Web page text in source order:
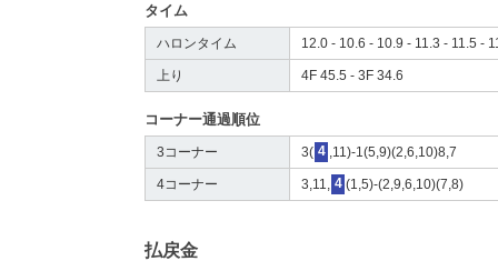
タイム
ハロンタイム 12.0 - 10.6 - 10.9 - 11.3 - 11.5 -
上り 4F 45.5 - 3F 34.6
コーナー通過順位
3コーナー 3( 4 ,11)-1(5,9)(2,6,10)8,7
4コーナー 3,11, 4 (1,5)-(2,9,6,10)(7,8)
払戻金